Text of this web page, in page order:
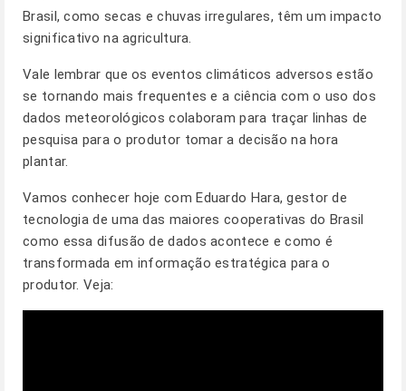
Brasil, como secas e chuvas irregulares, têm um impacto
significativo na agricultura.
Vale lembrar que os eventos climáticos adversos estão
se tornando mais frequentes e a ciência com o uso dos
dados meteorológicos colaboram para traçar linhas de
pesquisa para o produtor tomar a decisão na hora
plantar.
Vamos conhecer hoje com Eduardo Hara, gestor de
tecnologia de uma das maiores cooperativas do Brasil
como essa difusão de dados acontece e como é
transformada em informação estratégica para o
produtor. Veja: